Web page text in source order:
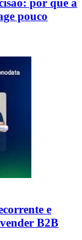
por que a
pouco
e
B2B